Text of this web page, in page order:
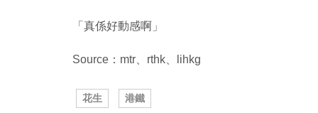
「真係好動感啊」
Source：mtr、rthk、lihkg
花生 港鐵